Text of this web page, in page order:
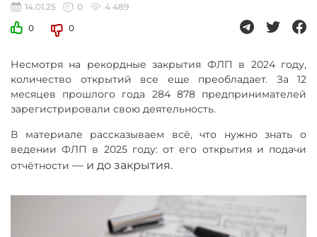
14.01.25 0
4 489
0
0
Несмотря на рекордные закрытия ФЛП в 2024 году,
количество открытий все еще преобладает. За 12
месяцев прошлого года 284 878 предпринимателей
зарегистрировали свою деятельность.
В материале рассказываем всё, что нужно знать о
ведении ФЛП в 2025 году: от его открытия и подачи
отчётности — и до закрытия.